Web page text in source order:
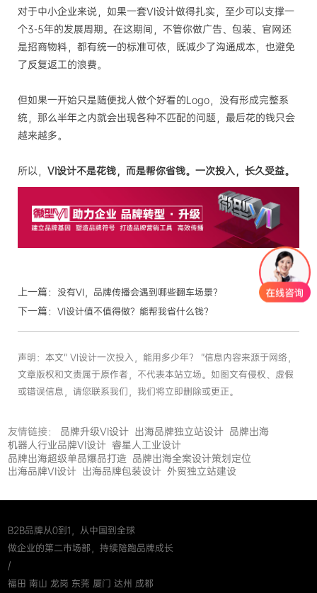
对于中小企业来说，如果一套VI设计做得扎实，至少可以支撑一
个3-5年的发展周期。在这期间，不管你做广告、包装、官网还
是招商物料，都有统一的标准可依，既减少了沟通成本，也避免
了反复返工的浪费。
但如果一开始只是随便找人做个好看的Logo，没有形成完整系
统，那么半年之内就会出现各种不匹配的问题，最后花的钱只会
越来越多。
所以， VI设计不是花钱，而是帮你省钱。一次投入，长久受益。
上一篇： 没有VI，品牌传播会遇到哪些翻车场景？
下一篇： VI设计值不值得做？能帮我省什么钱？
声明：本文“ VI设计一次投入，能用多少年？ ”信息内容来源于网络，
文章版权和文责属于原作者，不代表本站立场。如图文有侵权、虚假
或错误信息，请您联系我们，我们将立即删除或更正。
友情链接： 品牌升级VI设计 出海品牌独立站设计 品牌出海
机器人行业品牌VI设计 睿星人工业设计
品牌出海超级单品爆品打造 品牌出海全案设计策划定位
出海品牌VI设计 出海品牌包装设计 外贸独立站建设
B2B品牌从0到1，从中国到全球
做企业的第二市场部，持续陪跑品牌成长
/
福田 南山 龙岗 东莞 厦门 达州 成都